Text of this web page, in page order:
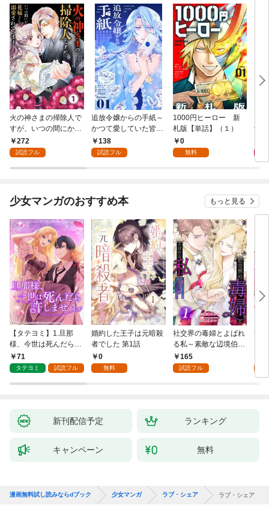
火の神さまの掃除人で
すが、いつの間にか花
嫁として溺愛されてい
ます【単話】（１）
272
試読フル
追放令嬢からの手紙～
かつて愛していた皆さ
まへ 私のことなどお忘
れですか？～【単話】
138
試読フル
1000円ヒーロー 新
札版【単話】（１）
0
無料
9.5
少女マンガのおすすめ本 もっと見る
【タテヨミ】1.旦那
様、今世は死んだら許
しません
71
タテヨミ 試読フル
婚約した王子は元暗殺
者でした 第1話
0
無料
社交界の毒婦とよばれ
る私～素敵な辺境伯令
息に腕を折られたの
で、責任とってもらい
165
試読フル
視
新刊配信予定 ランキング
キャンペーン 無料
漫画無料試し読みならdブック 少女マンガ ラブ・シェア ラブ・シェア